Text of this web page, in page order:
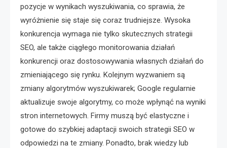
pozycje w wynikach wyszukiwania, co sprawia, że
wyróżnienie się staje się coraz trudniejsze. Wysoka
konkurencja wymaga nie tylko skutecznych strategii
SEO, ale także ciągłego monitorowania działań
konkurencji oraz dostosowywania własnych działań do
zmieniającego się rynku. Kolejnym wyzwaniem są
zmiany algorytmów wyszukiwarek; Google regularnie
aktualizuje swoje algorytmy, co może wpłynąć na wyniki
stron internetowych. Firmy muszą być elastyczne i
gotowe do szybkiej adaptacji swoich strategii SEO w
odpowiedzi na te zmiany. Ponadto, brak wiedzy lub